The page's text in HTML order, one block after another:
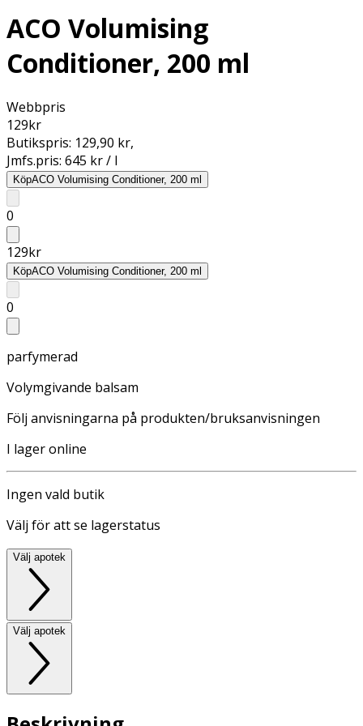
ACO Volumising
Conditioner, 200 ml
Webbpris
129kr
Butikspris: 129,90 kr,
Jmfs.pris: 645 kr / l
KöpACO Volumising Conditioner, 200 ml
0
129kr
KöpACO Volumising Conditioner, 200 ml
0
parfymerad
Volymgivande balsam
Följ anvisningarna på produkten/bruksanvisningen
I lager online
Ingen vald butik
Välj för att se lagerstatus
Välj apotek
Välj apotek